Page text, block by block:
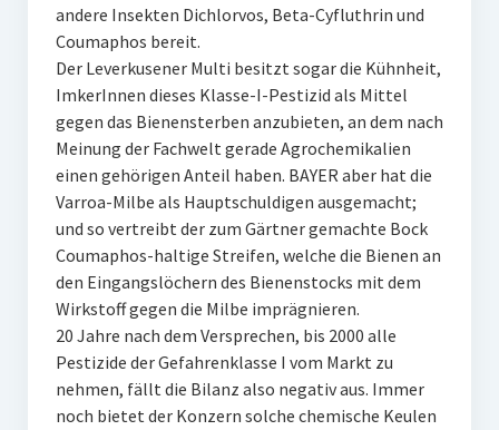
andere Insekten Dichlorvos, Beta-Cyfluthrin und
Coumaphos bereit.
Der Leverkusener Multi besitzt sogar die Kühnheit,
ImkerInnen dieses Klasse-I-Pestizid als Mittel
gegen das Bienensterben anzubieten, an dem nach
Meinung der Fachwelt gerade Agrochemikalien
einen gehörigen Anteil haben. BAYER aber hat die
Varroa-Milbe als Hauptschuldigen ausgemacht;
und so vertreibt der zum Gärtner gemachte Bock
Coumaphos-haltige Streifen, welche die Bienen an
den Eingangslöchern des Bienenstocks mit dem
Wirkstoff gegen die Milbe imprägnieren.
20 Jahre nach dem Versprechen, bis 2000 alle
Pestizide der Gefahrenklasse I vom Markt zu
nehmen, fällt die Bilanz also negativ aus. Immer
noch bietet der Konzern solche chemische Keulen